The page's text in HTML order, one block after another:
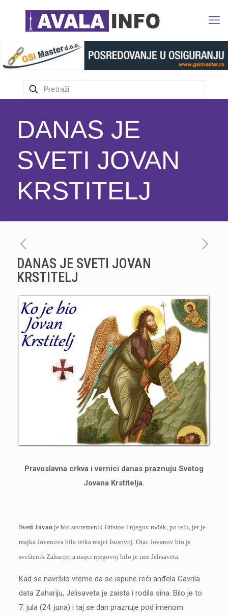
DANAS JE
SVETI JOVAN
KRSTITELJ
DANAS JE SVETI JOVAN
KRSTITELJ
Pravoslavna crkva i vernici danas praznuju Svetog
Jovana Krstitelja.
Sveti Jovanje bio savremenik Hristov i njegov rođak, po telu, jer je
majka Jovanova bila tetka majci Isusovoj. Otac Jovanov bio je
sveštenik Zaharije, a majci njegovoj bilo je ime Jelisaveta.
Kad se navršilo vreme da se ispune reči anđela Gavrila
data Zahariju, Jelisaveta je zaista i rodila sina. Bilo je to
7. jula (24. juna) i taj se dan praznuje pod imenom